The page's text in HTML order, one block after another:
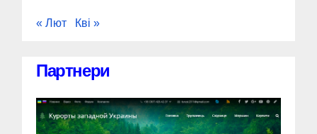
« Лют Кві »
Партнери